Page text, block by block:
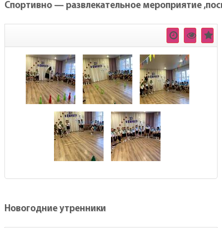
Спортивно — развлекательное мероприятие
Новогодние утренники